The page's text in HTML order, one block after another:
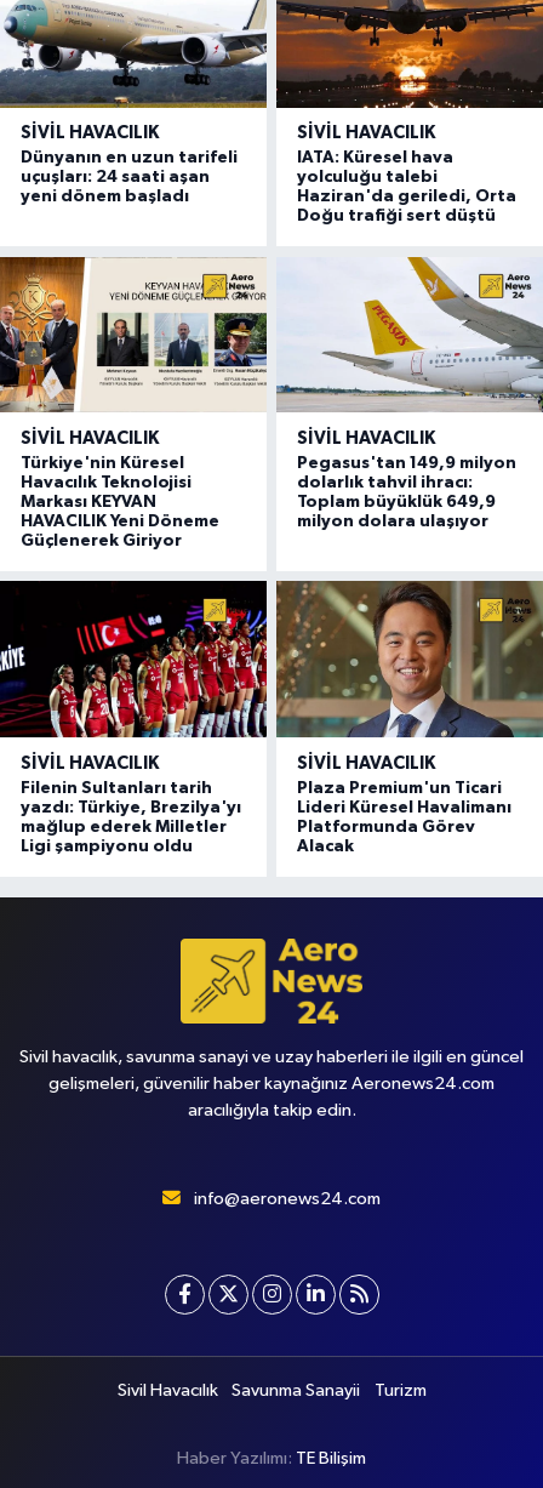
SIVIL HAVACILIK
Dünyanın en uzun tarifeli
uçuşları: 24 saati aşan
yeni dönem başladı
SIVIL HAVACILIK
IATA: Küresel hava
yolculuğu talebi
Haziran'da geriledi, Orta
Doğu trafiği sert düştü
SIVIL HAVACILIK
Türkiye'nin Küresel
Havacılık Teknolojisi
Markası KEYVAN
HAVACILIK Yeni Döneme
Güçlenerek Giriyor
SIVIL HAVACILIK
Pegasus'tan 149,9 milyon
dolarlık tahvil ihracı:
Toplam büyüklük 649,9
milyon dolara ulaşıyor
SIVIL HAVACILIK
Filenin Sultanları tarih
yazdı: Türkiye, Brezilya'yı
mağlup ederek Milletler
Ligi şampiyonu oldu
SIVIL HAVACILIK
Plaza Premium'un Ticari
Lideri Küresel Havalimanı
Platformunda Görev
Alacak
Sivil havacılık, savunma sanayi ve uzay haberleri ile ilgili en güncel
gelişmeleri, güvenilir haber kaynağınız Aeronews24.com
aracılığıyla takip edin.
info@aeronews24.com
Sivil Havacılık Savunma Sanayii Turizm
Haber Yazılımı: TE Bilişim